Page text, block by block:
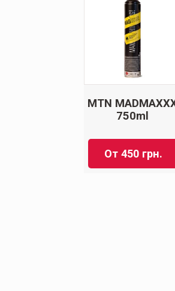
MTN
750ml
От 450 грн.